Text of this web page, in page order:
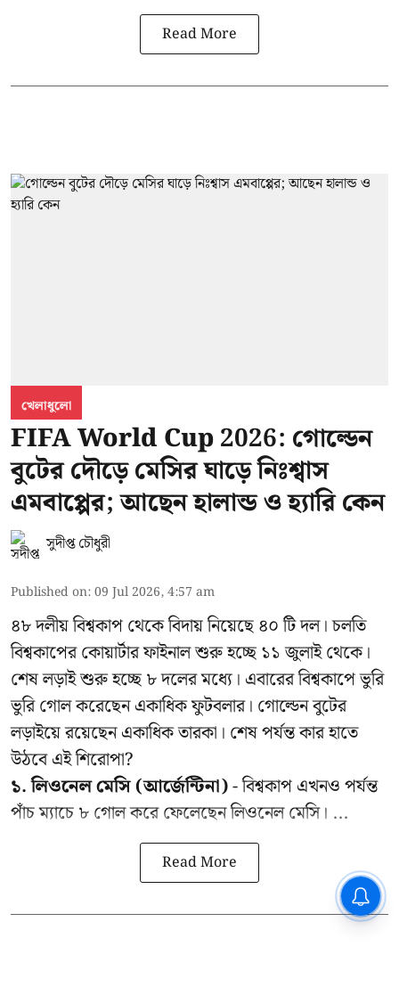
Read More
খেলাধুলো
FIFA World Cup 2026: গোল্ডেন
বুটের দৌড়ে মেসির ঘাড়ে নিঃশ্বাস
এমবাপ্পের; আছেন হালান্ড ও হ্যারি কেন
সুদীপ্ত চৌধুরী
Published on:09 Jul 2026, 4:57 am
৪৮ দলীয় বিশ্বকাপ থেকে বিদায় নিয়েছে ৪০ টি দল। চলতি
বিশ্বকাপের কোয়ার্টার ফাইনাল শুরু হচ্ছে ১১ জুলাই থেকে।
শেষ লড়াই শুরু হচ্ছে ৮ দলের মধ্যে। এবারের বিশ্বকাপে ভুরি
ভুরি গোল করেছেন একাধিক ফুটবলার। গোল্ডেন বুটের
লড়াইয়ে রয়েছেন একাধিক তারকা। শেষ পর্যন্ত কার হাতে
উঠবে এই শিরোপা?
১. লিওনেল মেসি (আর্জেন্টিনা)- বিশ্বকাপ এখনও পর্যন্ত
পাঁচ ম্যাচে ৮ গোল করে ফেলেছেন লিওনেল মেসি। ...
Read More